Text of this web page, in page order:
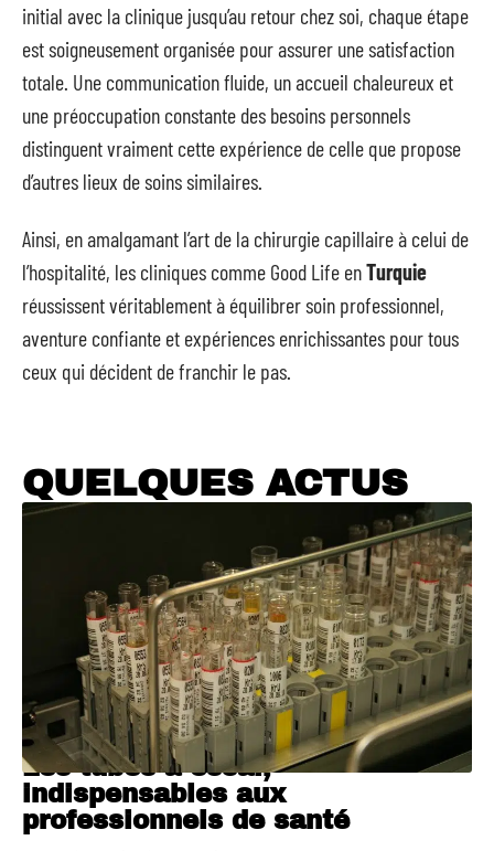
initial avec la clinique jusqu’au retour chez soi, chaque étape
est soigneusement organisée pour assurer une satisfaction
totale. Une communication fluide, un accueil chaleureux et
une préoccupation constante des besoins personnels
distinguent vraiment cette expérience de celle que propose
d’autres lieux de soins similaires.
Ainsi, en amalgamant l’art de la chirurgie capillaire à celui de
l’hospitalité, les cliniques comme Good Life enTurquie
réussissent véritablement à équilibrer soin professionnel,
aventure confiante et expériences enrichissantes pour tous
ceux qui décident de franchir le pas.
QUELQUES ACTUS
Les tubes à essai,
indispensables aux
professionnels de santé